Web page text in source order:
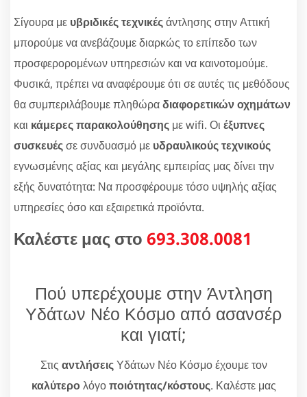
Σίγουρα με υβριδικές τεχνικέςάντλησης στην Αττική
μπορούμε να ανεβάζουμε διαρκώς το επίπεδο των
προσφερορομένων υπηρεσιών και να καινοτομούμε.
Φυσικά, πρέπει να αναφέρουμε ότι σε αυτές τις μεθόδους
θα συμπεριλάβουμε πληθώραδιαφορετικών οχημάτων
και κάμερες παρακολούθησης με wifi. Οι έξυπνες
συσκευέςσε συνδυασμό με υδραυλικούς τεχνικούς
εγνωσμένης αξίας και μεγάλης εμπειρίας μας δίνει την
εξής δυνατότητα: Να προσφέρουμε τόσο υψηλής αξίας
υπηρεσίες όσο και εξαιρετικά προϊόντα.
Καλέστε μας στο 693.308.0081
Πού υπερέχουμε στην Άντληση
Υδάτων Νέο Κόσμο από ασανσέρ
και γιατί;
Στις αντλήσειςΥδάτων Νέο Κόσμο έχουμε τον
καλύτερολόγοποιότητας/κόστους. Καλέστε μας